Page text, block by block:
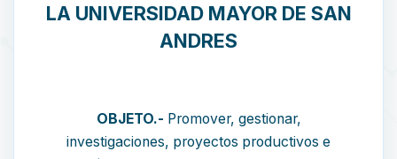
LA UNIVERSIDAD MAYOR DE SAN
ANDRES
OBJETO.- Promover, gestionar,
investigaciones, proyectos productivos e